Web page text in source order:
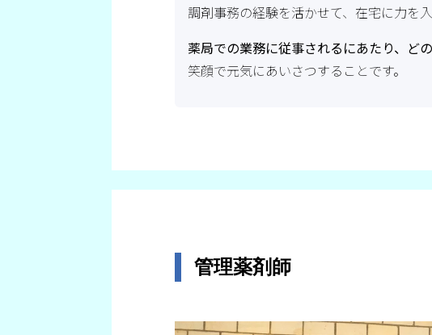
調剤事務の経験を活かせて、在宅に力を
薬局での業務に従事されるにあたり、ど
笑顔で元気にあいさつすることです。
管理薬剤師